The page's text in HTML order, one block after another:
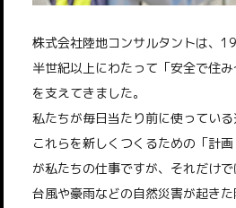
株式会社陸地コンサルタントは、
半世紀以上にわたって「安全で住み
を支えてきました。
私たちが毎日当たり前に使っている
これらを新しくつくるための「計
が私たちの仕事ですが、それだけで
台風や豪雨などの自然災害が起き